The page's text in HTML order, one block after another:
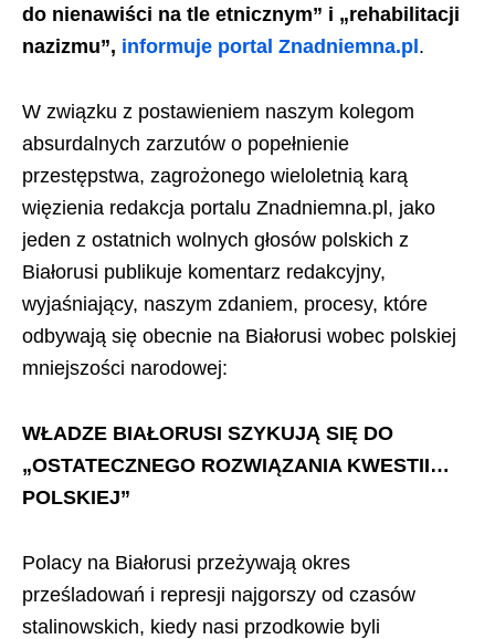
do nienawiści na tle etnicznym” i „rehabilitacji
nazizmu”, informuje portal Znadniemna.pl .
W związku z postawieniem naszym kolegom
absurdalnych zarzutów o popełnienie
przestępstwa, zagrożonego wieloletnią karą
więzienia redakcja portalu Znadniemna.pl, jako
jeden z ostatnich wolnych głosów polskich z
Białorusi publikuje komentarz redakcyjny,
wyjaśniający, naszym zdaniem, procesy, które
odbywają się obecnie na Białorusi wobec polskiej
mniejszości narodowej:
WŁADZE BIAŁORUSI SZYKUJĄ SIĘ DO
„OSTATECZNEGO ROZWIĄZANIA KWESTII…
POLSKIEJ”
Polacy na Białorusi przeżywają okres
prześladowań i represji najgorszy od czasów
stalinowskich, kiedy nasi przodkowie byli